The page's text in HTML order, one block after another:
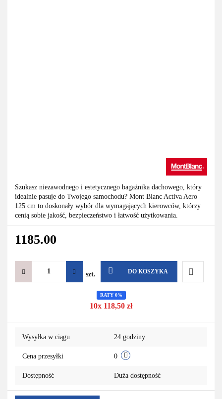
Szukasz niezawodnego i estetycznego bagażnika dachowego, który
idealnie pasuje do Twojego samochodu? Mont Blanc Activa Aero
125 cm to doskonały wybór dla wymagających kierowców, którzy
cenią sobie jakość, bezpieczeństwo i łatwość użytkowania.
1185.00
szt. DO KOSZYKA
RATY 0%
10x 118,50 zł
Wysyłka w ciągu 24 godziny
Cena przesyłki 0
Dostępność Duża dostępność